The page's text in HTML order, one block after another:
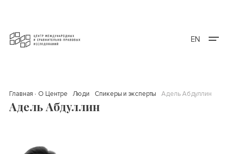
EN
Главная О Центре Люди Спикеры и эксперты Адель Абдуллин
Адель Абдуллин